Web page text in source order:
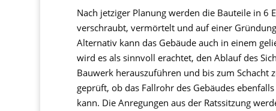
Nach jetziger Planung werden die Bauteile in 6
verschraubt, vermörtelt und auf einer
Alternativ kann das Gebäude auch in einem
wird es als sinnvoll erachtet, den Ablauf des
Bauwerk herauszuführen und bis zum Schacht
geprüft, ob das Fallrohr des Gebäudes
kann. Die Anregungen aus der Ratssitzung